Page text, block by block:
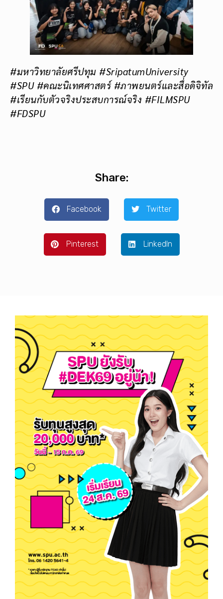
#มหาวิทยาลัยศรีปทุม #SripatumUniversity
#SPU #คณะนิเทศศาสตร์ #ภาพยนตร์และสื่อดิจิทัล
#เรียนกับตัวจริงประสบการณ์จริง #FILMSPU
#FDSPU
Share:
Facebook Twitter
Pinterest LinkedIn